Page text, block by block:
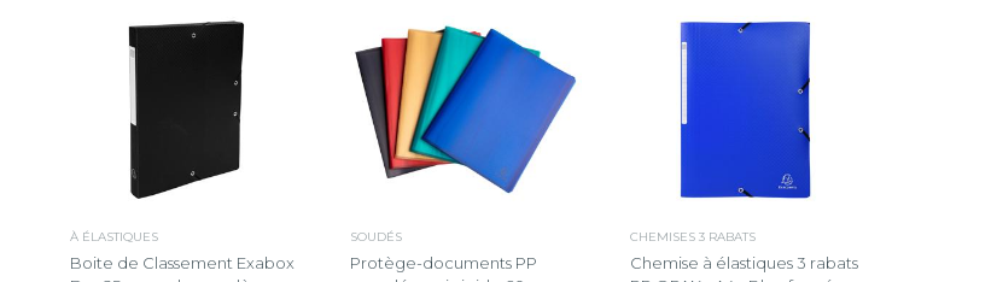
À ÉLASTIQUES
Boite de Classement Exabox
SOUDÉS
Protège-documents PP
CHEMISES 3 RABATS
Chemise à élastiques 3 rabats